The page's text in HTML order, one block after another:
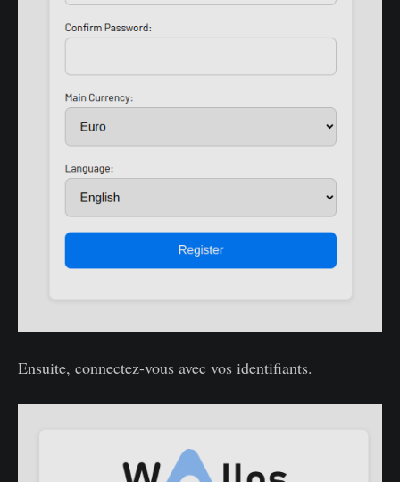
Ensuite, connectez-vous avec vos identifiants.